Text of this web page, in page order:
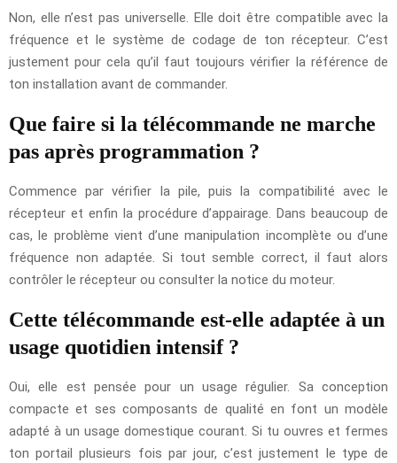
Non, elle n’est pas universelle. Elle doit être compatible avec la
fréquence et le système de codage de ton récepteur. C’est
justement pour cela qu’il faut toujours vérifier la référence de
ton installation avant de commander.
Que faire si la télécommande ne marche
pas après programmation ?
Commence par vérifier la pile, puis la compatibilité avec le
récepteur et enfin la procédure d’appairage. Dans beaucoup de
cas, le problème vient d’une manipulation incomplète ou d’une
fréquence non adaptée. Si tout semble correct, il faut alors
contrôler le récepteur ou consulter la notice du moteur.
Cette télécommande est-elle adaptée à un
usage quotidien intensif ?
Oui, elle est pensée pour un usage régulier. Sa conception
compacte et ses composants de qualité en font un modèle
adapté à un usage domestique courant. Si tu ouvres et fermes
ton portail plusieurs fois par jour, c’est justement le type de